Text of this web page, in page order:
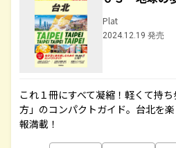
Plat
2024.12.19 発売
これ１冊にすべて凝縮！軽くて持
方」のコンパクトガイド。台北を
報満載！